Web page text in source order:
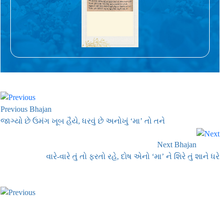
Previous Bhajan
જાગ્યો છે ઉમંગ ખૂબ હૈયે, ધરવું છે અનોખું ‘મા’ તો તને
Next Bhajan
વારે-વારે તું તો ફરતો રહે, દોષ એનો ‘મા’ ને શિરે તું શાને ધરે